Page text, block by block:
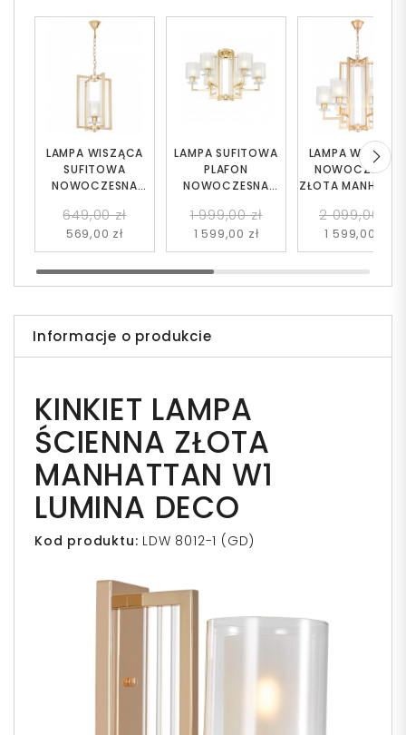
LAMPA WISZĄCA
NOWOCZESNA
ZŁOTA
2 099,00 zł
1 599,00 zł
LAMPA SUFITOWA
PLAFON
NOWOCZESNA
W6
1 999,00 zł
1 599,00 zł
LAMPA WISZĄCA
SUFITOWA
NOWOCZESNA
W1
649,00 zł
569,00 zł
Informacje o produkcie
KINKIET LAMPA
ŚCIENNA ZŁOTA
MANHATTAN W1
LUMINA DECO
Kod produktu: LDW 8012-1 (GD)